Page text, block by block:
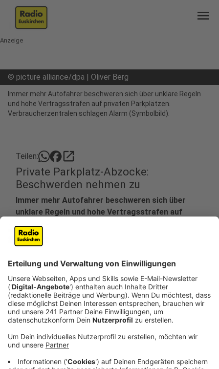
menu
Anzeige
© picture alliance/dpa | Oliver Berg
Immer mehr Autofahrer beschweren sich über unklare Regeln
und hohe Vertragsstrafen auf privaten Parkplätzen.
Verbraucherzentralen schlagen Alarm (Symbolbild).
Teilen: open_in_new
Private Parkplatz-Abzocke:
Beschwerden nehmen zu
Immer mehr Autofahrer beschweren sich über
unklare Regeln und hohe Vertragsstrafen auf
privaten Parkplätzen. Verbraucherzentralen
schlagen Alarm.
Anzeige
Verbraucherzentralenverzeichnen eine steigende Zahl
an Beschwerden über private Parkplätze, die oft ohne
Schranken und mit Kennzeichenerfassung arbeiten -
etwa an Supermärkten oder Bahnhöfen. Die
Kritikpunkte reichen von unklaren Regeln bis hin zu